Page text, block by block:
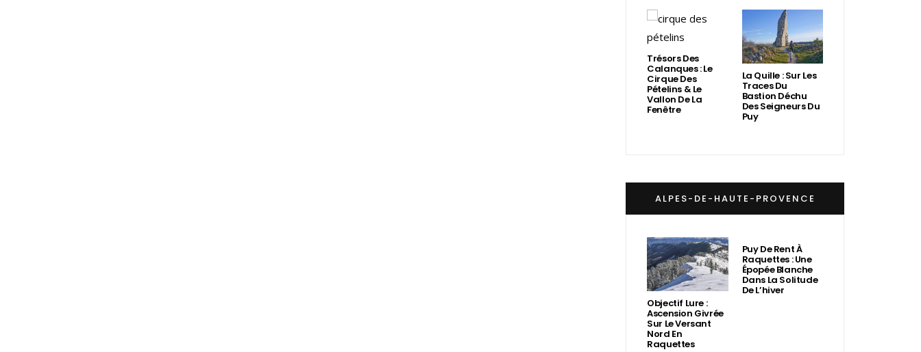
Trésors Des
Calanques : Le
Cirque Des
Pételins & Le
Vallon De La
Fenêtre
La Quille : Sur Les
Traces Du
Bastion Déchu
Des Seigneurs Du
Puy
ALPES-DE-HAUTE-PROVENCE
Objectif Lure :
Ascension Givrée
Sur Le Versant
Nord En
Raquettes
Puy De Rent À
Raquettes : Une
Épopée Blanche
Dans La Solitude
De L’hiver